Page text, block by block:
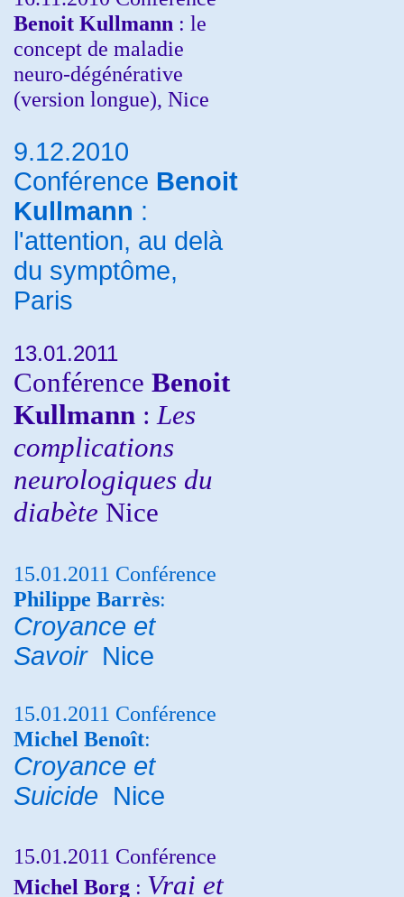
Benoit Kullmann : le
concept de maladie
neuro-dégénérative
(version longue), Nice
9.12.2010
Conférence Benoit
Kullmann :
l'attention, au delà
du symptôme,
Paris
13.01.2011
Conférence Benoit
Kullmann : Les
complications
neurologiques du
diabète Nice
15.01.2011 Conférence
Philippe Barrès:
Croyance et
Savoir Nice
15.01.2011 Conférence
Michel Benoît:
Croyance et
Suicide Nice
15.01.2011 Conférence
Michel Borg : Vrai et